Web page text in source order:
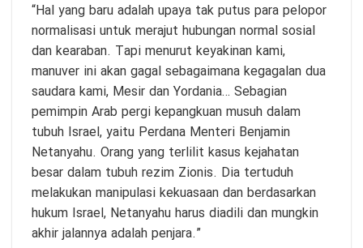
“Hal yang baru adalah upaya tak putus para pelopor
normalisasi untuk merajut hubungan normal sosial
dan kearaban. Tapi menurut keyakinan kami,
manuver ini akan gagal sebagaimana kegagalan dua
saudara kami, Mesir dan Yordania… Sebagian
pemimpin Arab pergi kepangkuan musuh dalam
tubuh Israel, yaitu Perdana Menteri Benjamin
Netanyahu. Orang yang terlilit kasus kejahatan
besar dalam tubuh rezim Zionis. Dia tertuduh
melakukan manipulasi kekuasaan dan berdasarkan
hukum Israel, Netanyahu harus diadili dan mungkin
akhir jalannya adalah penjara.”